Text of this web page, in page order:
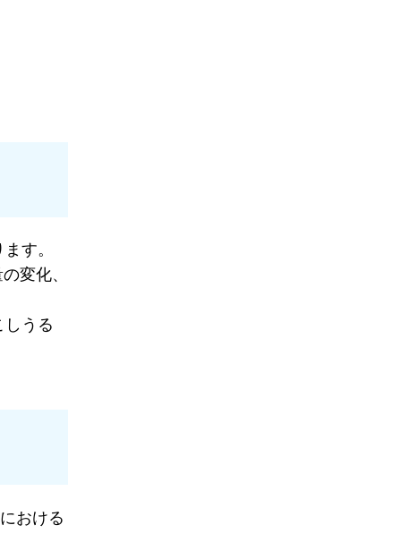
す。
変化、
うる
おける